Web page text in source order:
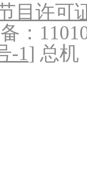
目许可
：
-1] 总机